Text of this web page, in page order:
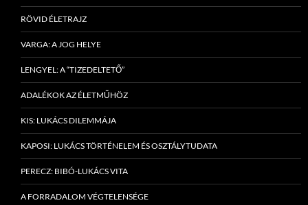
RÖVID ÉLETRAJZ
VARGA: A JOG HELYE
LENGYEL: A “TIZEDELTETŐ”
ADALÉKOK AZ ÉLETMŰHÖZ
KIS: LUKÁCS DILEMMÁJA
KAPOSI: LUKÁCS TÖRTÉNELEM ÉS OSZTÁLYTUDATA
PERECZ: BIBÓ-LUKÁCS VITA
A FORRADALOM VÉGTELENSÉGE